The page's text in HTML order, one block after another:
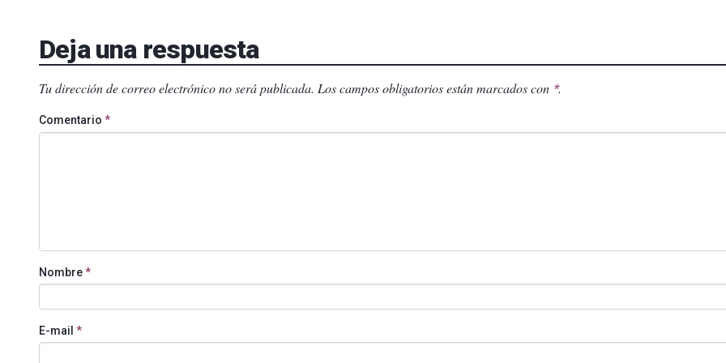
Deja una respuesta
Tu dirección de correo electrónico no será publicada. Los campos obligatorios están marcados con *.
Comentario *
Nombre*
E-mail *